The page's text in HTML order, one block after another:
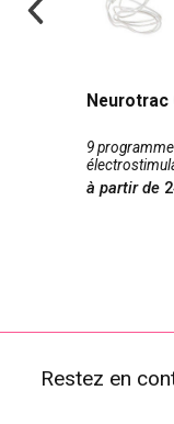
Neurotrac
9
à partir de
Restez en